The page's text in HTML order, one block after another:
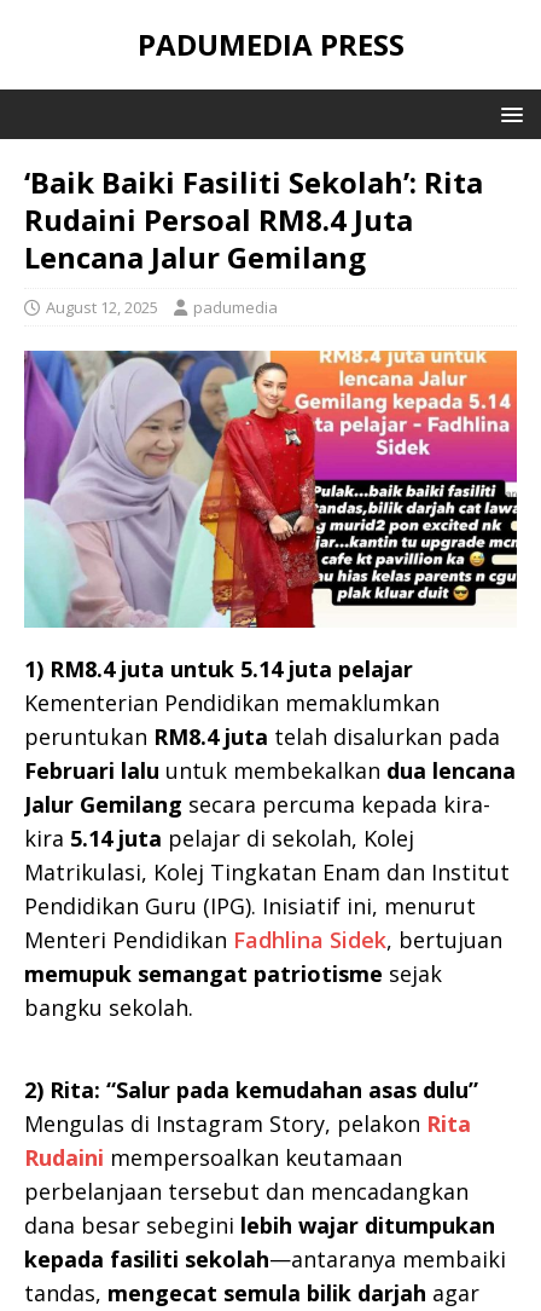
PADUMEDIA PRESS
‘Baik Baiki Fasiliti Sekolah’: Rita
Rudaini Persoal RM8.4 Juta
Lencana Jalur Gemilang
August 12, 2025 padumedia
1) RM8.4 juta untuk 5.14 juta pelajar
Kementerian Pendidikan memaklumkan
peruntukan RM8.4 juta telah disalurkan pada
Februari lalu untuk membekalkan dua lencana
Jalur Gemilang secara percuma kepada kira-
kira 5.14 juta pelajar di sekolah, Kolej
Matrikulasi, Kolej Tingkatan Enam dan Institut
Pendidikan Guru (IPG). Inisiatif ini, menurut
Menteri Pendidikan Fadhlina Sidek, bertujuan
memupuk semangat patriotisme sejak
bangku sekolah.
2) Rita: “Salur pada kemudahan asas dulu”
Mengulas di Instagram Story, pelakon Rita
Rudaini mempersoalkan keutamaan
perbelanjaan tersebut dan mencadangkan
dana besar sebegini lebih wajar ditumpukan
kepada fasiliti sekolah—antaranya membaiki
tandas, mengecat semula bilik darjah agar